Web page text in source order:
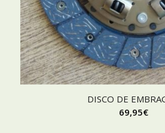
DISCO DE
69,95€